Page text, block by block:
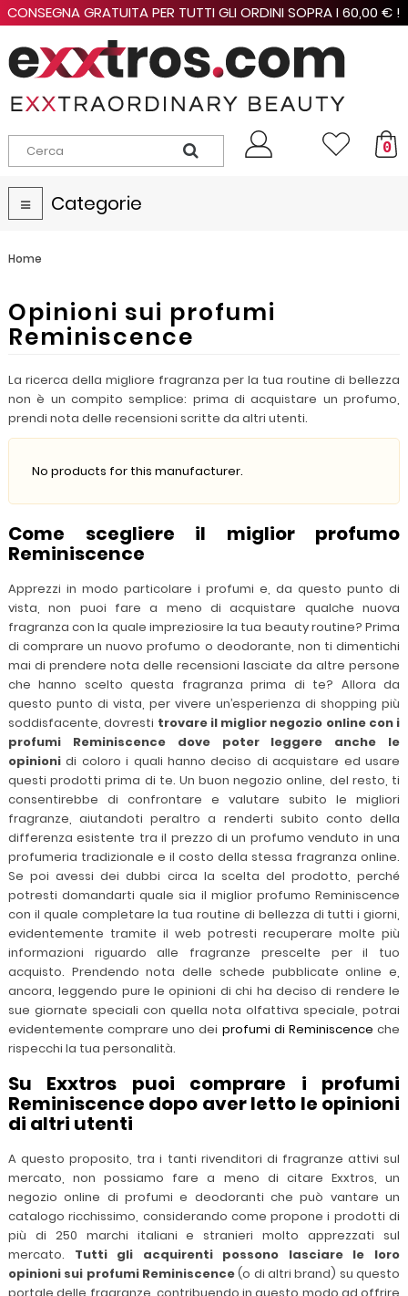
CONSEGNA GRATUITA PER TUTTI GLI ORDINI SOPRA I 60,00 € !
0
Navigazione
Toggle
Categorie
Home
Opinioni sui profumi
Reminiscence
La ricerca della migliore fragranza per la tua routine di bellezza
non è un compito semplice: prima di acquistare un profumo,
prendi nota delle recensioni scritte da altri utenti.
No products for this manufacturer.
Come scegliere il miglior profumo
Reminiscence
Apprezzi in modo particolare i profumi e, da questo punto di
vista, non puoi fare a meno di acquistare qualche nuova
fragranza con la quale impreziosire la tua beauty routine? Prima
di comprare un nuovo profumo o deodorante, non ti dimentichi
mai di prendere nota delle recensioni lasciate da altre persone
che hanno scelto questa fragranza prima di te? Allora da
questo punto di vista, per vivere un’esperienza di shopping più
soddisfacente, dovresti trovare il miglior negozio online con i
profumi Reminiscence dove poter leggere anche le
opinioni di coloro i quali hanno deciso di acquistare ed usare
questi prodotti prima di te. Un buon negozio online, del resto, ti
consentirebbe di confrontare e valutare subito le migliori
fragranze, aiutandoti peraltro a renderti subito conto della
differenza esistente tra il prezzo di un profumo venduto in una
profumeria tradizionale e il costo della stessa fragranza online.
Se poi avessi dei dubbi circa la scelta del prodotto, perché
potresti domandarti quale sia il miglior profumo Reminiscence
con il quale completare la tua routine di bellezza di tutti i giorni,
evidentemente tramite il web potresti recuperare molte più
informazioni riguardo alle fragranze prescelte per il tuo
acquisto. Prendendo nota delle schede pubblicate online e,
ancora, leggendo pure le opinioni di chi ha deciso di rendere le
sue giornate speciali con quella nota olfattiva speciale, potrai
evidentemente comprare uno dei profumi di Reminiscence che
rispecchi la tua personalità.
Su Exxtros puoi comprare i profumi
Reminiscence dopo aver letto le opinioni
di altri utenti
A questo proposito, tra i tanti rivenditori di fragranze attivi sul
mercato, non possiamo fare a meno di citare Exxtros, un
negozio online di profumi e deodoranti che può vantare un
catalogo ricchissimo, considerando come propone i prodotti di
più di 250 marchi italiani e stranieri molto apprezzati sul
mercato. Tutti gli acquirenti possono lasciare le loro
opinioni sui profumi Reminiscence(o di altri brand) su questo
portale delle fragranze, contribuendo in questo modo ad offrire